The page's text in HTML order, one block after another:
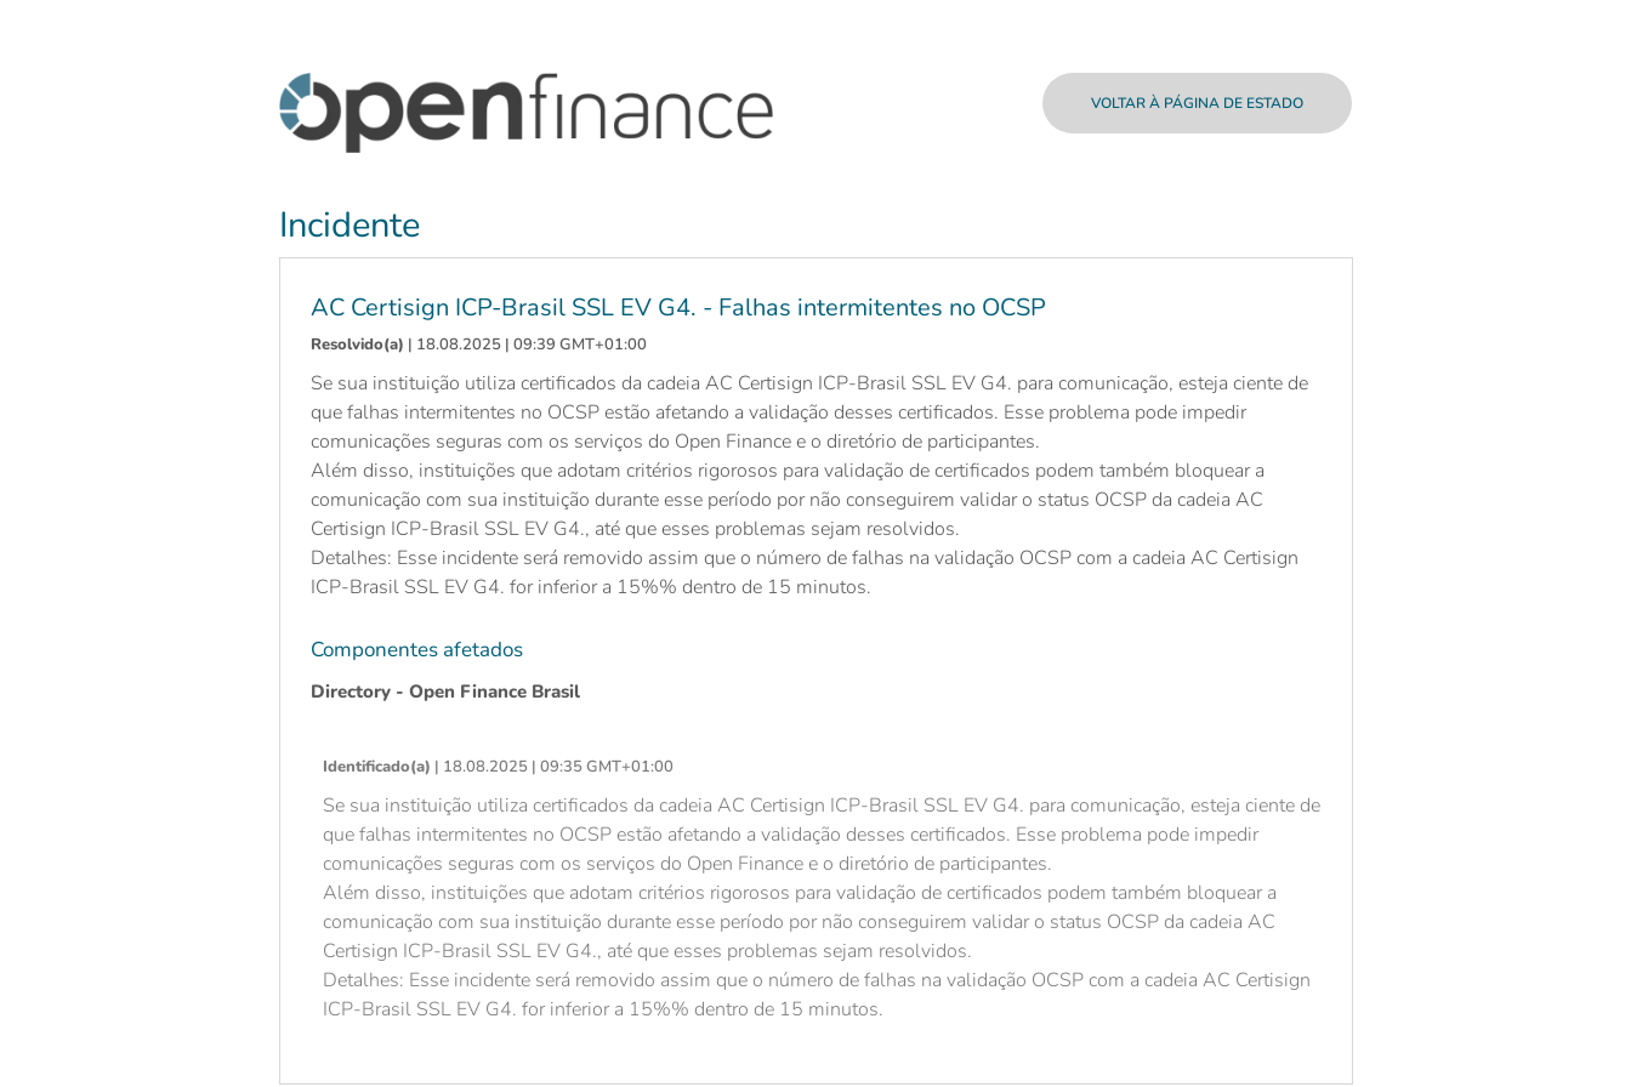
VOLTAR À PÁGINA DE ESTADO
Incidente
AC Certisign ICP-Brasil SSL EV G4. - Falhas intermitentes no OCSP
Resolvido(a) | 18.08.2025 | 09:39 GMT+01:00
Se sua instituição utiliza certificados da cadeia AC Certisign ICP-Brasil SSL EV G4. para comunicação, esteja ciente de
que falhas intermitentes no OCSP estão afetando a validação desses certificados. Esse problema pode impedir
comunicações seguras com os serviços do Open Finance e o diretório de participantes.
Além disso, instituições que adotam critérios rigorosos para validação de certificados podem também bloquear a
comunicação com sua instituição durante esse período por não conseguirem validar o status OCSP da cadeia AC
Certisign ICP-Brasil SSL EV G4., até que esses problemas sejam resolvidos.
Detalhes: Esse incidente será removido assim que o número de falhas na validação OCSP com a cadeia AC Certisign
ICP-Brasil SSL EV G4. for inferior a 15%% dentro de 15 minutos.
Componentes afetados
Directory - Open Finance Brasil
Identificado(a) | 18.08.2025 | 09:35 GMT+01:00
Se sua instituição utiliza certificados da cadeia AC Certisign ICP-Brasil SSL EV G4. para comunicação, esteja ciente de
que falhas intermitentes no OCSP estão afetando a validação desses certificados. Esse problema pode impedir
comunicações seguras com os serviços do Open Finance e o diretório de participantes.
Além disso, instituições que adotam critérios rigorosos para validação de certificados podem também bloquear a
comunicação com sua instituição durante esse período por não conseguirem validar o status OCSP da cadeia AC
Certisign ICP-Brasil SSL EV G4., até que esses problemas sejam resolvidos.
Detalhes: Esse incidente será removido assim que o número de falhas na validação OCSP com a cadeia AC Certisign
ICP-Brasil SSL EV G4. for inferior a 15%% dentro de 15 minutos.